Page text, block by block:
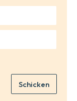
Schicken